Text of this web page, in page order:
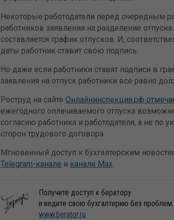
Некоторые работодатели перед очередным
работников заявления на разделение
составляется график отпусков. И,
даты работник ставит свою подпись.
Но даже если работники ставят подписи в
заявления на отпуск работники все равно
Роструд на сайте Онлайнинспекция.рф
ежегодного оплачиваемого отпуска
согласию работника и работодателя, а не по
сторон трудового договора.
Мгновенный доступ к бухгалтерским
Telegram-канале и канале Max.
Получите доступ к бератору
и ведите свою бухгалтерию без проблем.
www.berator.ru